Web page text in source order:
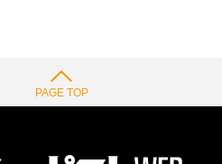
PAGE TOP